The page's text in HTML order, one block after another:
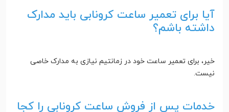
آیا برای تعمیر ساعت کرونابی باید مدارک
داشته باشم؟
خیر، برای تعمیر ساعت خود در زمانتیم نیازی به مدارک خاصی
نیست.
خدمات پس از فروش ساعت کرونابی را کجا